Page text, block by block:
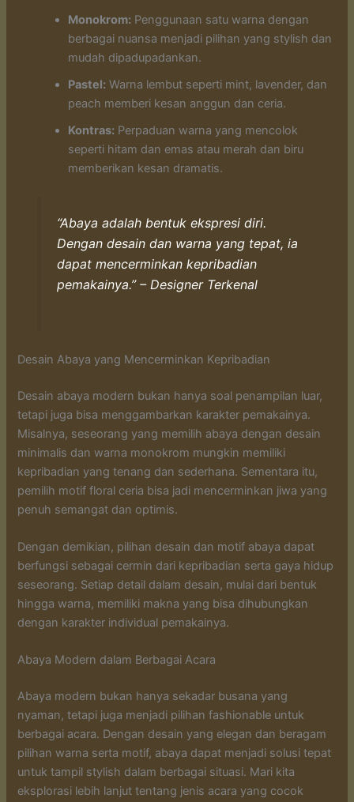
Monokrom: Penggunaan satu warna dengan
berbagai nuansa menjadi pilihan yang stylish dan
mudah dipadupadankan.
Pastel: Warna lembut seperti mint, lavender, dan
peach memberi kesan anggun dan ceria.
Kontras: Perpaduan warna yang mencolok
seperti hitam dan emas atau merah dan biru
memberikan kesan dramatis.
“Abaya adalah bentuk ekspresi diri.
Dengan desain dan warna yang tepat, ia
dapat mencerminkan kepribadian
pemakainya.” – Designer Terkenal
Desain Abaya yang Mencerminkan Kepribadian
Desain abaya modern bukan hanya soal penampilan luar,
tetapi juga bisa menggambarkan karakter pemakainya.
Misalnya, seseorang yang memilih abaya dengan desain
minimalis dan warna monokrom mungkin memiliki
kepribadian yang tenang dan sederhana. Sementara itu,
pemilih motif floral ceria bisa jadi mencerminkan jiwa yang
penuh semangat dan optimis.
Dengan demikian, pilihan desain dan motif abaya dapat
berfungsi sebagai cermin dari kepribadian serta gaya hidup
seseorang. Setiap detail dalam desain, mulai dari bentuk
hingga warna, memiliki makna yang bisa dihubungkan
dengan karakter individual pemakainya.
Abaya Modern dalam Berbagai Acara
Abaya modern bukan hanya sekadar busana yang
nyaman, tetapi juga menjadi pilihan fashionable untuk
berbagai acara. Dengan desain yang elegan dan beragam
pilihan warna serta motif, abaya dapat menjadi solusi tepat
untuk tampil stylish dalam berbagai situasi. Mari kita
eksplorasi lebih lanjut tentang jenis acara yang cocok